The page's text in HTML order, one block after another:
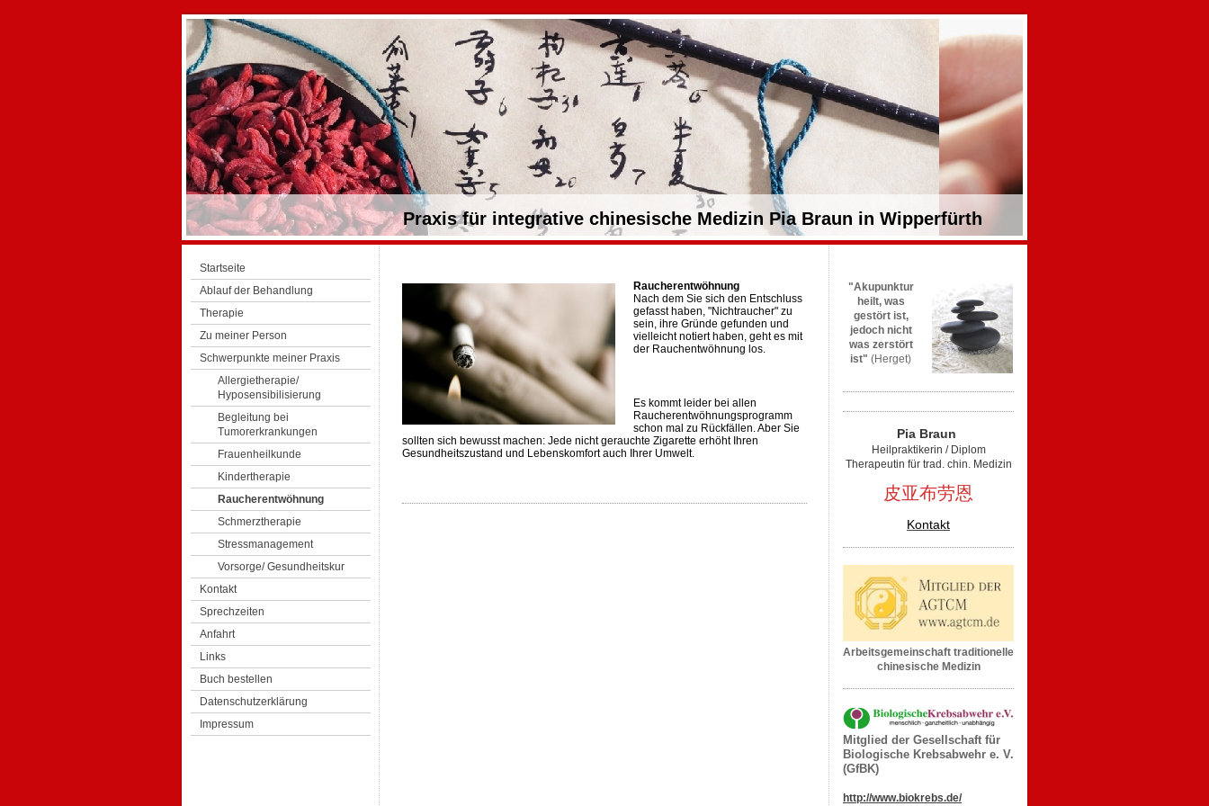
Praxis für integrative chinesische Medizin Pia Braun in Wipperfürth
Startseite
Ablauf der Behandlung
Therapie
Zu meiner Person
Schwerpunkte meiner Praxis
Allergietherapie/
Hyposensibilisierung
Begleitung bei
Tumorerkrankungen
Frauenheilkunde
Kindertherapie
Raucherentwöhnung
Schmerztherapie
Stressmanagement
Vorsorge/ Gesundheitskur
Kontakt
Sprechzeiten
Anfahrt
Links
Buch bestellen
Datenschutzerklärung
Impressum
Raucherentwöhnung
Nach dem Sie sich den Entschluss
gefasst haben, "Nichtraucher" zu
sein, ihre Gründe gefunden und
vielleicht notiert haben, geht es mit
der Rauchentwöhnung los.
Es kommt leider bei allen
Raucherentwöhnungsprogramm
schon mal zu Rückfällen. Aber Sie
sollten sich bewusst machen: Jede nicht gerauchte Zigarette erhöht Ihren
Gesundheitszustand und Lebenskomfort auch Ihrer Umwelt.
"Akupunktur
heilt, was
gestört ist,
jedoch nicht
was zerstört
ist" (Herget)
Pia Braun
Heilpraktikerin / Diplom
Therapeutin für trad. chin. Medizin
皮亚布劳恩
Kontakt
Arbeitsgemeinschaft traditionelle
chinesische Medizin
Mitglied der Gesellschaft für
Biologische Krebsabwehr e. V.
(GfBK)
http://www.biokrebs.de/